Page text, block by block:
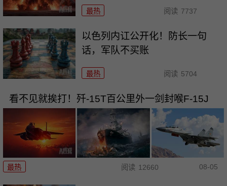
最热 阅读 7737
以色列内讧公开化！防长一句
话，军队不买账
最热 阅读 5704
看不见就挨打！歼-15T百公里外一剑封喉F-15J
最热 阅读 12660 08-05